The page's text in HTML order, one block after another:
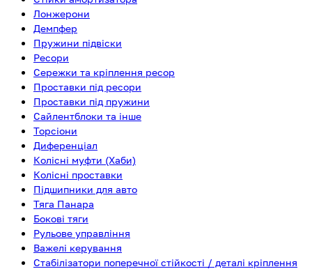
Лонжерони
Демпфер
Пружини підвіски
Ресори
Сережки та кріплення ресор
Проставки під ресори
Проставки під пружини
Сайлентблоки та інше
Торсіони
Диференціал
Колісні муфти (Хаби)
Колісні проставки
Підшипники для авто
Тяга Панара
Бокові тяги
Рульове управління
Важелі керування
Стабілізатори поперечної стійкості / деталі кріплення